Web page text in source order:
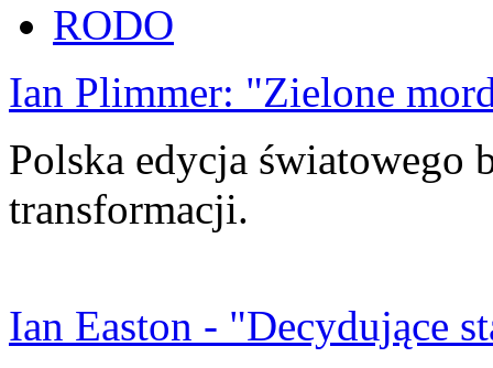
RODO
Ian Plimmer: "Zielone
Polska edycja światowego
transformacji.
Ian Easton - "Decydujące